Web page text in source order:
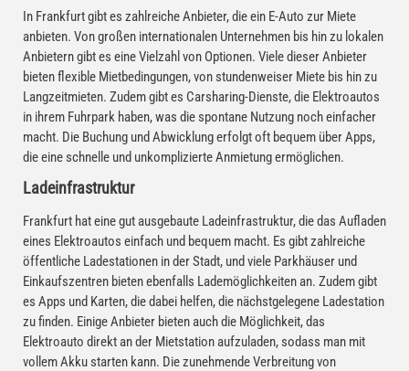
In Frankfurt gibt es zahlreiche Anbieter, die ein E-Auto zur Miete
anbieten. Von großen internationalen Unternehmen bis hin zu lokalen
Anbietern gibt es eine Vielzahl von Optionen. Viele dieser Anbieter
bieten flexible Mietbedingungen, von stundenweiser Miete bis hin zu
Langzeitmieten. Zudem gibt es Carsharing-Dienste, die Elektroautos
in ihrem Fuhrpark haben, was die spontane Nutzung noch einfacher
macht. Die Buchung und Abwicklung erfolgt oft bequem über Apps,
die eine schnelle und unkomplizierte Anmietung ermöglichen.
Ladeinfrastruktur
Frankfurt hat eine gut ausgebaute Ladeinfrastruktur, die das Aufladen
eines Elektroautos einfach und bequem macht. Es gibt zahlreiche
öffentliche Ladestationen in der Stadt, und viele Parkhäuser und
Einkaufszentren bieten ebenfalls Lademöglichkeiten an. Zudem gibt
es Apps und Karten, die dabei helfen, die nächstgelegene Ladestation
zu finden. Einige Anbieter bieten auch die Möglichkeit, das
Elektroauto direkt an der Mietstation aufzuladen, sodass man mit
vollem Akku starten kann. Die zunehmende Verbreitung von